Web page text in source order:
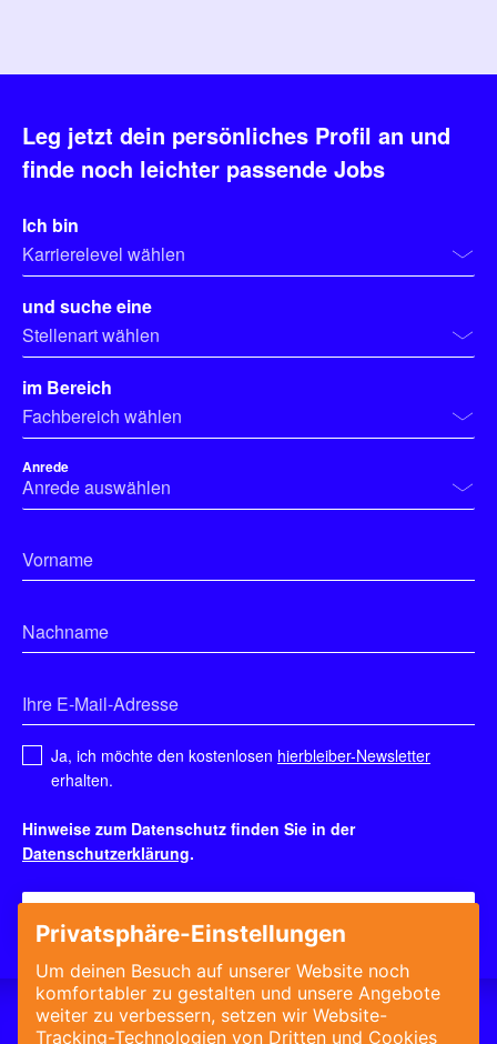
Leg jetzt dein persönliches Profil an und
finde noch leichter passende Jobs
Ich bin
Karrierelevel wählen
und suche eine
Stellenart wählen
im Bereich
Fachbereich wählen
Anrede
Ja, ich möchte den kostenlosen hierbleiber-Newsletter
erhalten.
Hinweise zum Datenschutz finden Sie in der
Datenschutzerklärung.
Bewerberprofil anlegen